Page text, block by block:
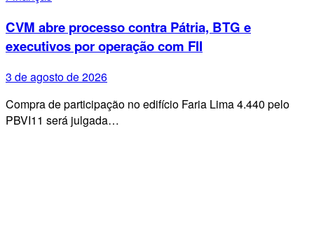
CVM abre processo contra Pátria, BTG e
executivos por operação com FII
3 de agosto de 2026
Compra de participação no edifício Faria Lima 4.440 pelo
PBVI11 será julgada…